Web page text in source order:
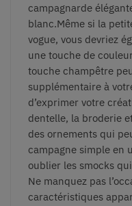
campagnarde
blanc.Même si la
vogue, vous devriez
une touche de
touche champêtre
supplémentaire à
d’exprimer votre
dentelle, la broderie
des ornements qui
campagne simple en
oublier les smocks
Ne manquez pas
caractéristiques